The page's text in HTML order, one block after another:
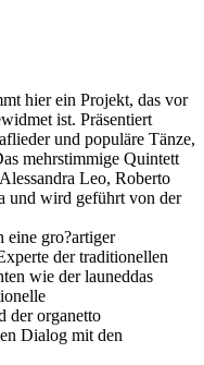
hier ein Projekt, das vor
ist. Präsentiert
und populäre Tänze,
mehrstimmige Quintett
Leo, Roberto
und wird geführt von der
eine gro?artiger
der traditionellen
wie der launeddas
der organetto
Dialog mit den